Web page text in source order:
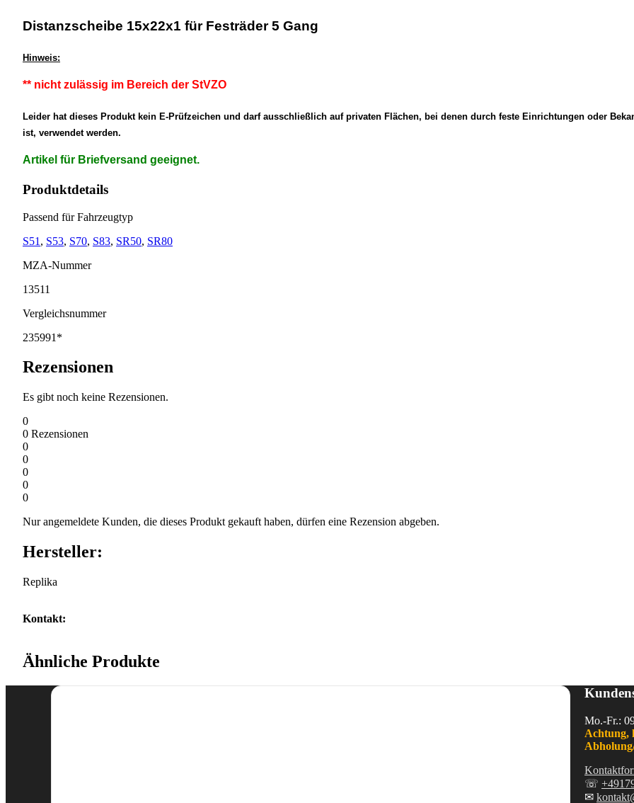
Distanzscheibe 15x22x1 für Festräder 5 Gang
Hinweis:
** nicht zulässig im Bereich der StVZO
Leider hat dieses Produkt kein E-Prüfzeichen und darf ausschließlich auf privaten Flächen, bei denen durch feste Einrichtungen oder
ist, verwendet werden.
Artikel für Briefversand geeignet.
Produktdetails
Passend für Fahrzeugtyp
S51 , S53, S70, S83, SR50, SR80
MZA-Nummer
13511
Vergleichsnummer
235991*
Rezensionen
Es gibt noch keine Rezensionen.
0
0 Rezensionen
0
0
0
0
0
Nur angemeldete Kunden, die dieses Produkt gekauft haben, dürfen eine Rezension abgeben.
Hersteller:
Replika
Kontakt:
Ähnliche Produkte
Mo.-Fr.:
Achtung,
☏
✉